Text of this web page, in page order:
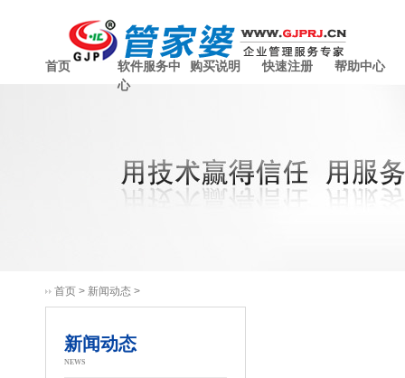
首页
软件服务中
心
购买说明 快速注册 帮助中心
首页 > 新闻动态 >
新闻动态
NEWS